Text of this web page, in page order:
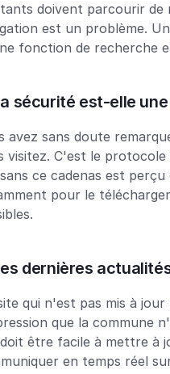
doivent parcourir
est un problème.
fonction de recherche
sécurité est-elle
avez sans doute
visitez. C'est le protocole
ce cadenas est
pour le
dernières
qui n'est pas mis à
que la commune
être facile à mettre à
en temps réel